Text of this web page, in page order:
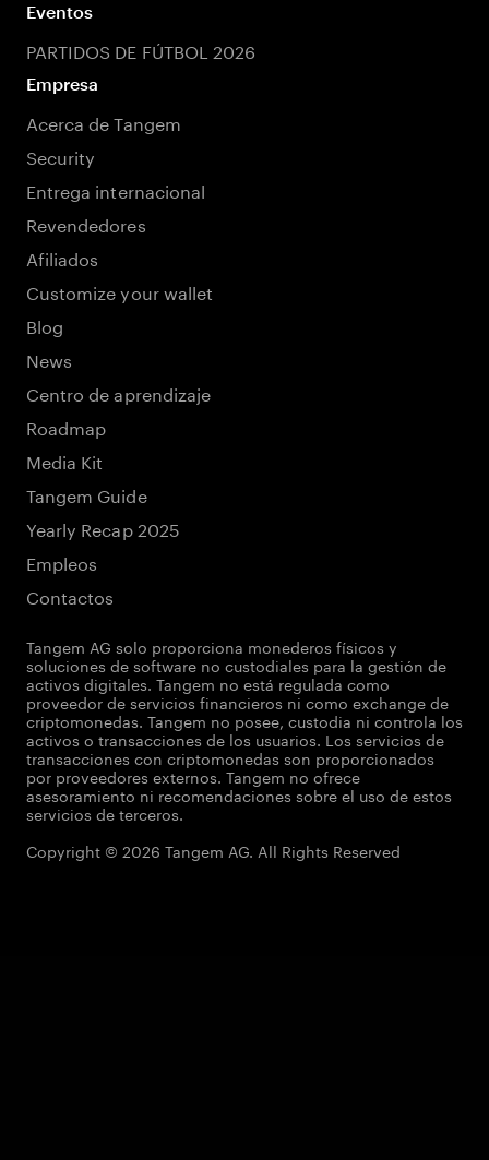
Eventos
PARTIDOS DE FÚTBOL 2026
Empresa
Acerca de Tangem
Security
Entrega internacional
Revendedores
Afiliados
Customize your wallet
Blog
News
Centro de aprendizaje
Roadmap
Media Kit
Tangem Guide
Yearly Recap 2025
Empleos
Contactos
Tangem AG solo proporciona monederos físicos y
soluciones de software no custodiales para la gestión de
activos digitales. Tangem no está regulada como
proveedor de servicios financieros ni como exchange de
criptomonedas. Tangem no posee, custodia ni controla los
activos o transacciones de los usuarios. Los servicios de
transacciones con criptomonedas son proporcionados
por proveedores externos. Tangem no ofrece
asesoramiento ni recomendaciones sobre el uso de estos
servicios de terceros.